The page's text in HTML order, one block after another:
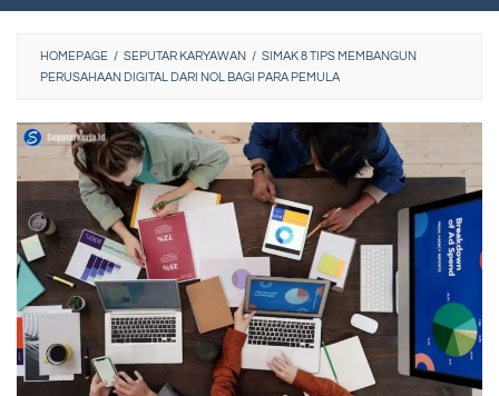
HOMEPAGE / SEPUTAR KARYAWAN / SIMAK 8 TIPS MEMBANGUN
PERUSAHAAN DIGITAL DARI NOL BAGI PARA PEMULA